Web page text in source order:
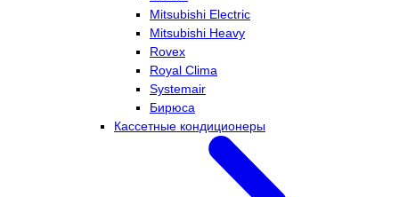
Mitsubishi Electric
Mitsubishi Heavy
Rovex
Royal Clima
Systemair
Бирюса
Кассетные кондиционеры